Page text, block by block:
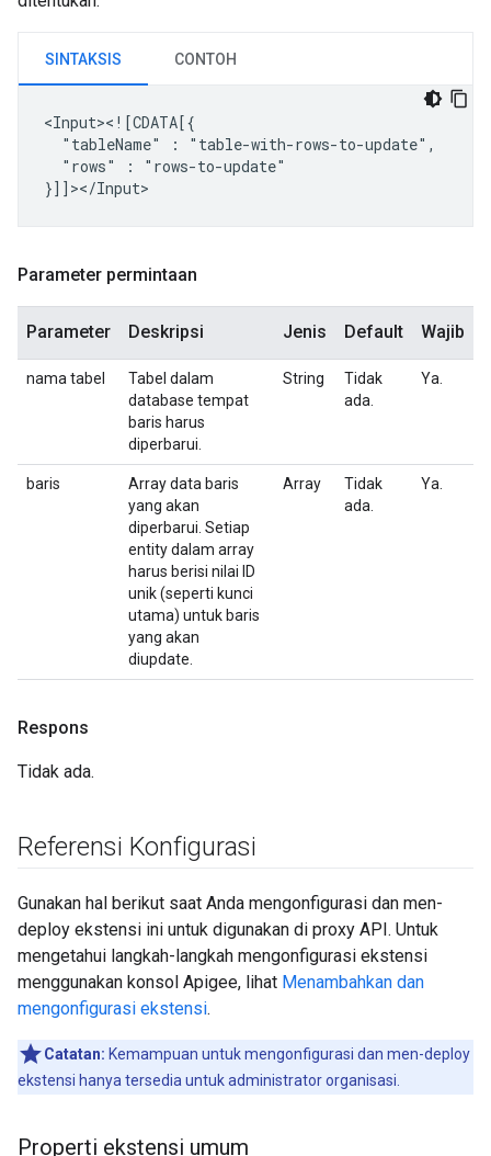
SINTAKSIS CONTOH
"tableName"
:
"rows"
:
"rows-to-update"
Parameter permintaan
Parameter Deskripsi Jenis Default Wajib
nama tabel
Tabel dalam
database tempat
baris harus
diperbarui.
String
Tidak
ada.
Ya.
baris
Array data baris
yang akan
diperbarui. Setiap
entity dalam array
harus berisi nilai ID
unik (seperti kunci
utama) untuk baris
yang akan
diupdate.
Array
Tidak
ada.
Ya.
Respons
Tidak ada.
Referensi Konfigurasi
Gunakan hal berikut saat Anda mengonfigurasi dan men-
deploy ekstensi ini untuk digunakan di proxy API. Untuk
mengetahui langkah-langkah mengonfigurasi ekstensi
menggunakan konsol Apigee, lihat Menambahkan dan
mengonfigurasi ekstensi.
Catatan: Kemampuan untuk mengonfigurasi dan men-deploy
ekstensi hanya tersedia untuk administrator organisasi.
Properti ekstensi umum